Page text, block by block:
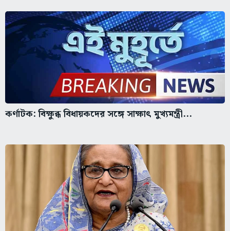
কর্ণাটক: বিক্ষুব্ধ বিধায়কদের সঙ্গে সাক্ষাৎ মুখ্যমন্ত্রী...